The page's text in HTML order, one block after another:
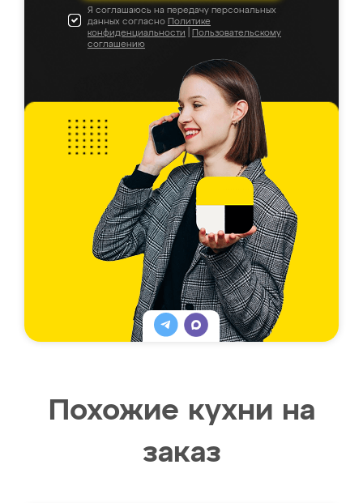
Я соглашаюсь на передачу персональных
данных согласно Политике
конфиденциальности
Пользовательскому
соглашению
Похожие кухни на
заказ